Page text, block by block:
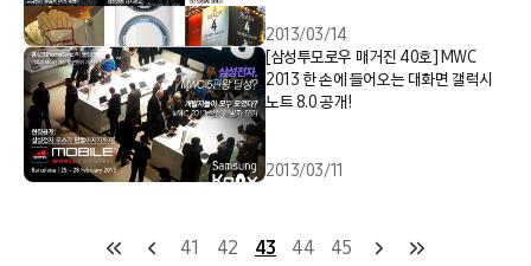
2013/03/14
[삼성투모로우 매거진 40호] MWC
2013 한 손에 들어오는 대화면 갤럭시
노트 8.0 공개!
2013/03/11
41 42 43 44 45